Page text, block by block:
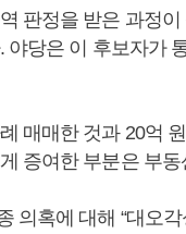
판정을 받은 과정
당은 이 후보자가
매매한 것과 20억
증여한 부분은 부
의혹에 대해 “대오